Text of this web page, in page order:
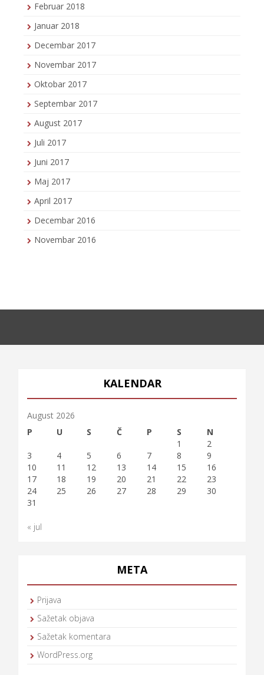
Februar 2018
Januar 2018
Decembar 2017
Novembar 2017
Oktobar 2017
Septembar 2017
August 2017
Juli 2017
Juni 2017
Maj 2017
April 2017
Decembar 2016
Novembar 2016
KALENDAR
August 2026
P
U S Č P S
N
1
2
3
4 5 6 7 8
9
10
11 12 13 14 15
16
17
18 19 20 21 22
23
24
25 26 27 28 29
30
31
« jul
META
Prijava
Sažetak objava
Sažetak komentara
WordPress.org